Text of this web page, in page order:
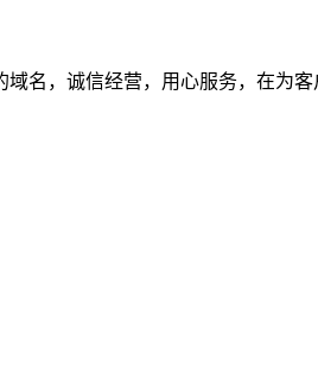
名，诚信经营，用心服务，在为